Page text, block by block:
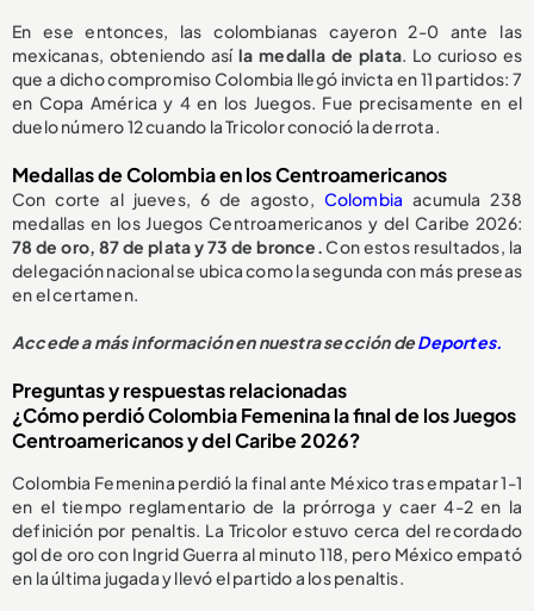
En ese entonces, las colombianas cayeron 2-0 ante las
mexicanas, obteniendo asíla medalla de plata . Lo curioso es
que a dicho compromiso Colombia llegó invicta en 11 partidos: 7
en Copa América y 4 en los Juegos. Fue precisamente en el
duelo número 12 cuando la Tricolor conoció la derrota.
Medallas de Colombia en los Centroamericanos
Con corte al jueves, 6 de agosto, Colombia acumula 238
medallas en los Juegos Centroamericanos y del Caribe 2026:
78 de oro, 87 de plata y 73 de bronce. Con estos resultados, la
delegación nacional se ubica como la segunda con más preseas
en el certamen.
Accede a más información en nuestra sección deDeportes.
Preguntas y respuestas relacionadas
¿Cómo perdió Colombia Femenina la final de los Juegos
Centroamericanos y del Caribe 2026?
Colombia Femenina perdió la final ante México tras empatar 1-1
en el tiempo reglamentario de la prórroga y caer 4-2 en la
definición por penaltis. La Tricolor estuvo cerca del recordado
gol de oro con Ingrid Guerra al minuto 118, pero México empató
en la última jugada y llevó el partido a los penaltis.